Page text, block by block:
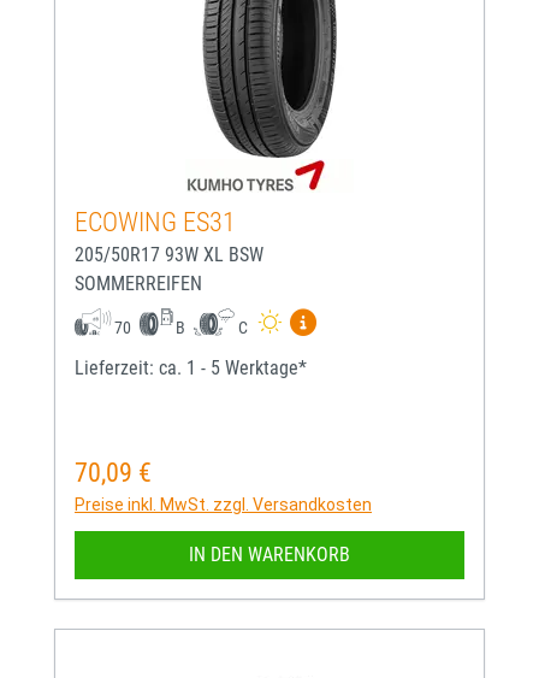
ECOWING ES31
205/50R17 93W XL BSW
SOMMERREIFEN
70 B C
Mehr Informationen zum
Lieferzeit: ca. 1 - 5 Werktage*
Regulärer Preis:
70,09 €
Preise inkl. MwSt. zzgl. Versandkosten
IN DEN WARENKORB